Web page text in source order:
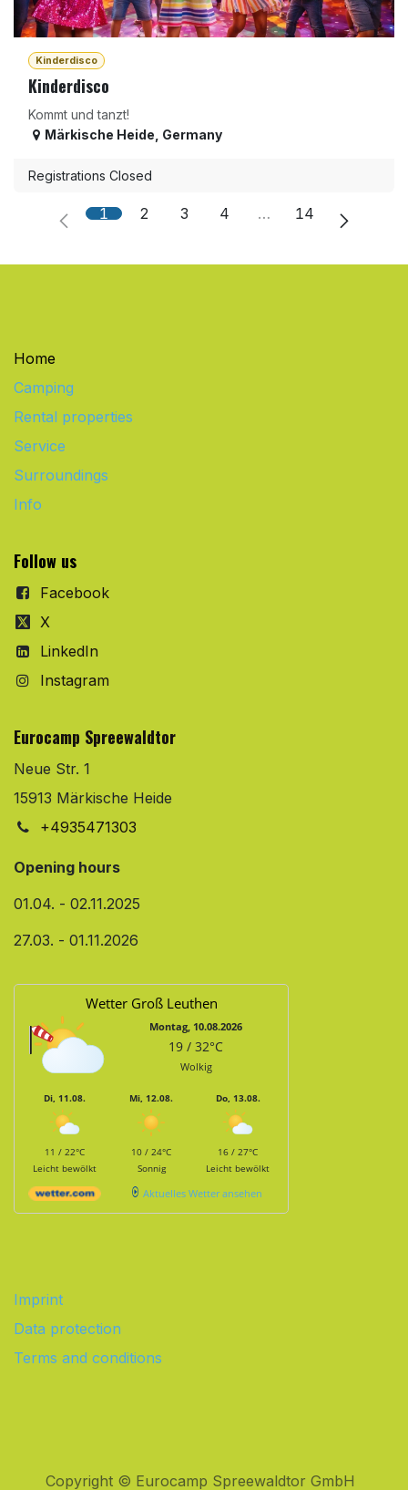
Kinderdisco
Kinderdisco
Kommt und tanzt!
Märkische Heide Germany
Registrations Closed
1 2 3 4 … 14
Home
Camping
Rental properties
Service
Surroundings
Info
Follow us
Facebook
X
LinkedIn
Instagram
Eurocamp Spreewaldtor
Neue Str. 1
15913 Märkische Heide
+4935471303
Opening hours
01.04. - 02.11.2025
27.03. - 01.11.2026
Wetter Groß Leuthen
Montag, 10.08.2026
19 / 32°C
Wolkig
Di, 11.08.
11 / 22°C
Leicht bewölkt
Mi, 12.08.
10 / 24°C
Sonnig
Do, 13.08.
16 / 27°C
Leicht bewölkt
Aktuelles Wetter ansehen
Imprint
Data protection
Terms and conditions
Copyright © Eurocamp Spreewaldtor GmbH